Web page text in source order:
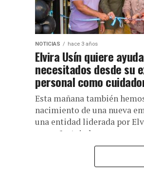
NOTICIAS hace 3 años
Elvira Usín quiere
necesitados desde su
personal como
Esta mañana también
nacimiento de una nueva
una entidad liderada por
pequeña Ariadna a...